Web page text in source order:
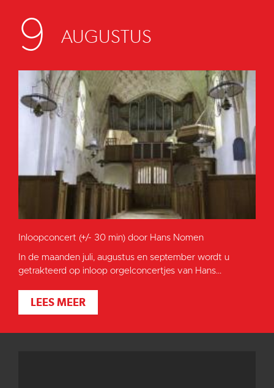
9 AUGUSTUS
Inloopconcert (+/- 30 min) door Hans Nomen
In de maanden juli, augustus en september wordt u
getrakteerd op inloop orgelconcertjes van Hans...
LEES MEER